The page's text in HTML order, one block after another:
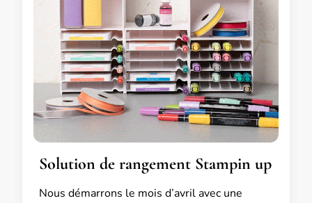
Solution de rangement Stampin up
Nous démarrons le mois d’avril avec une